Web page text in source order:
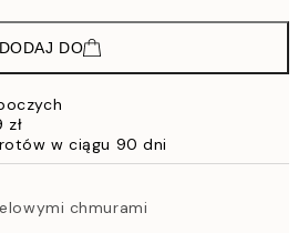
DODAJ DO
zł
w ciągu 90 dni
chmurami